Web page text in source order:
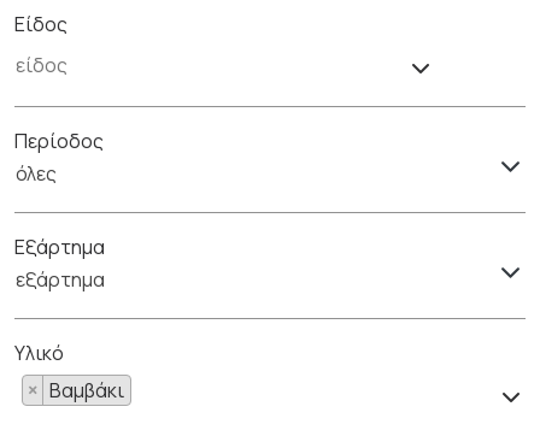
Είδος
Περίοδος
όλες
Εξάρτημα
εξάρτημα
Υλικό
× Βαμβάκι